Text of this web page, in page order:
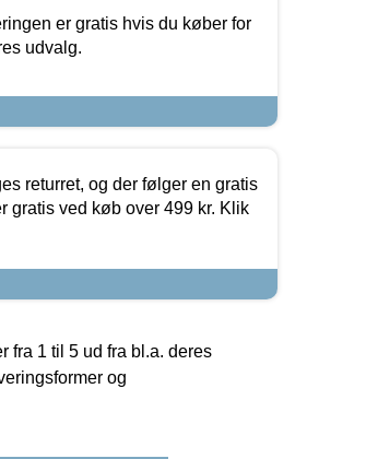
er gratis hvis du køber for
udvalg.
returret, og der følger en gratis
gratis ved køb over 499 kr. Klik
fra 1 til 5 ud fra bl.a. deres
og